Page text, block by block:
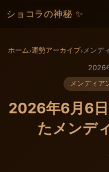
ショコラの神秘 ✨
ホーム›運勢アーカイブ› メンデ
2026
メンディア
2026年6月6
たメンデ